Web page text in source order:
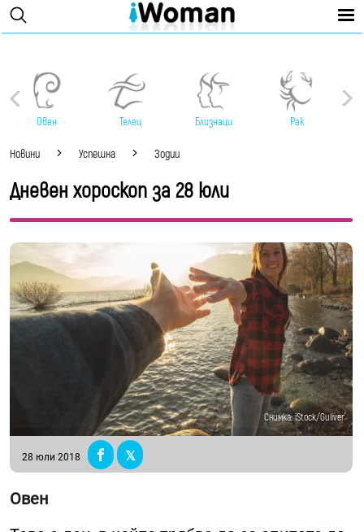
Овен Телец Близнаци Рак
Новини Успешна Зодии
Дневен хороскоп за 28 юли
Снимка: iStock/Guliver
28 юли 2018
Овен